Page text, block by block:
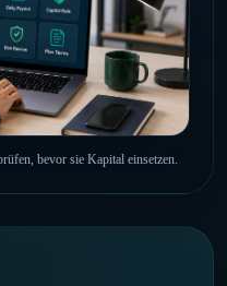
bevor sie Kapital einsetzen.